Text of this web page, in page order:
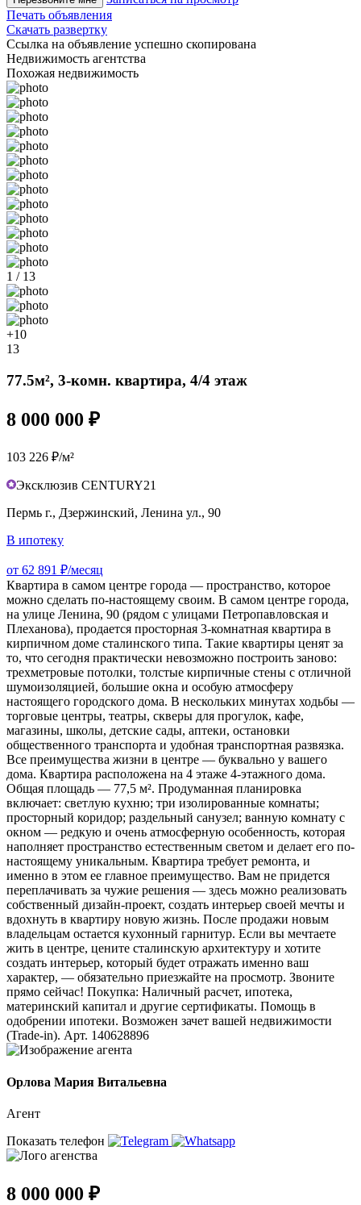
Печать объявления
Скачать развертку
Ссылка на объявление успешно скопирована
Недвижимость агентства
Похожая недвижимость
1 / 13
+10
13
77.5м², 3-комн. квартира, 4/4 этаж
8 000 000 ₽
103 226 ₽/м²
Эксклюзив CENTURY21
Пермь г., Дзержинский, Ленина ул., 90
В ипотеку
от 62 891 ₽/месяц
Квартира в самом центре города — пространство, которое
можно сделать по-настоящему своим. В самом центре города,
на улице Ленина, 90 (рядом с улицами Петропавловская и
Плеханова), продается просторная 3-комнатная квартира в
кирпичном доме сталинского типа. Такие квартиры ценят за
то, что сегодня практически невозможно построить заново:
трехметровые потолки, толстые кирпичные стены с отличной
шумоизоляцией, большие окна и особую атмосферу
настоящего городского дома. В нескольких минутах ходьбы —
торговые центры, театры, скверы для прогулок, кафе,
магазины, школы, детские сады, аптеки, остановки
общественного транспорта и удобная транспортная развязка.
Все преимущества жизни в центре — буквально у вашего
дома. Квартира расположена на 4 этаже 4-этажного дома.
Общая площадь — 77,5 м². Продуманная планировка
включает: светлую кухню; три изолированные комнаты;
просторный коридор; раздельный санузел; ванную комнату с
окном — редкую и очень атмосферную особенность, которая
наполняет пространство естественным светом и делает его по-
настоящему уникальным. Квартира требует ремонта, и
именно в этом ее главное преимущество. Вам не придется
переплачивать за чужие решения — здесь можно реализовать
собственный дизайн-проект, создать интерьер своей мечты и
вдохнуть в квартиру новую жизнь. После продажи новым
владельцам остается кухонный гарнитур. Если вы мечтаете
жить в центре, цените сталинскую архитектуру и хотите
создать интерьер, который будет отражать именно ваш
характер, — обязательно приезжайте на просмотр. Звоните
прямо сейчас! Покупка: Наличный расчет, ипотека,
материнский капитал и другие сертификаты. Помощь в
одобрении ипотеки. Возможен зачет вашей недвижимости
(Trade-in). Арт. 140628896
Орлова Мария Витальевна
Агент
Показать телефон
8 000 000 ₽